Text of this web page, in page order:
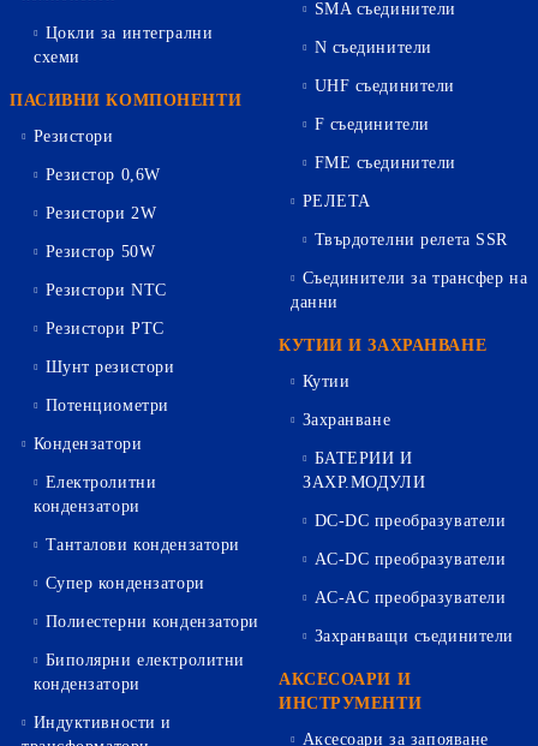
Цокли за интегрални
схеми
ПАСИВНИ КОМПОНЕНТИ
Резистори
Резистор 0,6W
Резистори 2W
Резистор 50W
Резистори NTC
Резистори PTC
Шунт резистори
Потенциометри
Кондензатори
Електролитни
кондензатори
Танталови кондензатори
Супер кондензатори
Полиестерни кондензатори
Биполярни електролитни
кондензатори
Индуктивности и
SMA съединители
N съединители
UHF съединители
F съединители
FME съединители
РЕЛЕТА
Твърдотелни релета SSR
Съединители за трансфер на
данни
КУТИИ И ЗАХРАНВАНЕ
Кутии
Захранване
БАТЕРИИ И
ЗАХР.МОДУЛИ
DC-DC преобразуватели
AC-DC преобразуватели
AC-AC преобразуватели
Захранващи съединители
АКСЕСОАРИ И
ИНСТРУМЕНТИ
Аксесоари за запояване